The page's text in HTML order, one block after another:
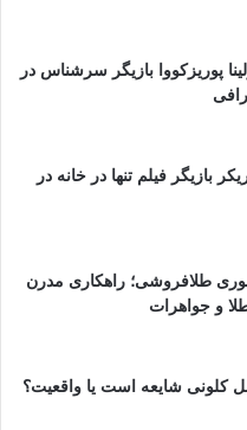
پوریزکووا بازیگر سرشناس در
بازیگر فیلم تنها در خانه در
طلافروشی؛ راهکاری مدرن
و جواهرات
کلونی شایعه است یا واقعیت؟